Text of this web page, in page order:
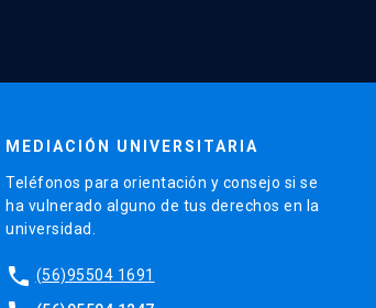
MEDIACIÓN UNIVERSITARIA
Teléfonos para orientación y consejo si se
ha vulnerado alguno de tus derechos en la
universidad.
phone (56)95504 1691